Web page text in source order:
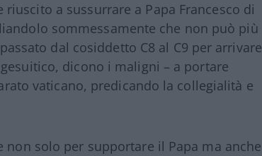
riuscito a sussurrare a Papa Francesco di
sommessamente che non può più
dal cosiddetto C8 al C9 per arrivare
dicono i maligni – a portare
vaticano, predicando la collegialità e
solo per supportare il Papa ma anche